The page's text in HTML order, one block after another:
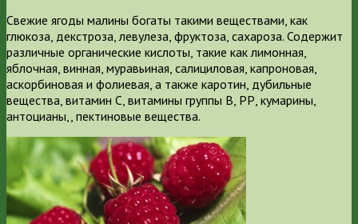
Свежие ягоды малины богаты такими веществами, как
глюкоза, декстроза, левулеза, фруктоза, сахароза. Содержит
различные органические кислоты, такие как лимонная,
яблочная, винная, муравьиная, салициловая, капроновая,
аскорбиновая и фолиевая, а также каротин, дубильные
вещества, витамин С, витамины группы В, РР, кумарины,
антоцианы,, пектиновые вещества.